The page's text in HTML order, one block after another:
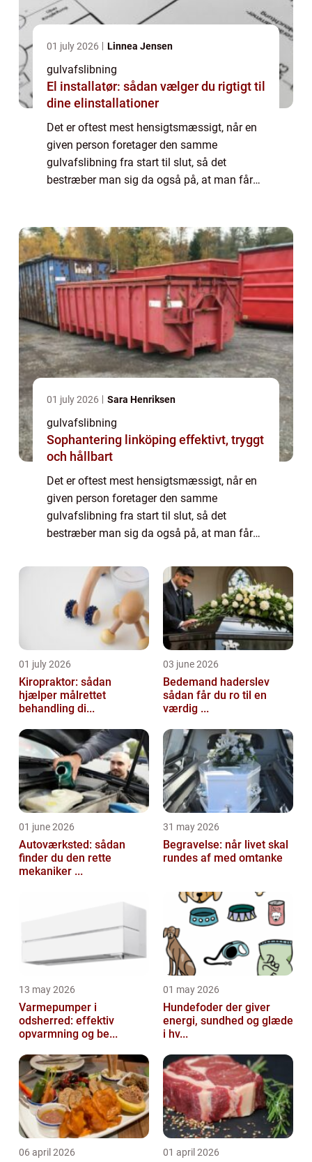
01 july 2026 Linnea Jensen
gulvafslibning
El installatør: sådan vælger du rigtigt til
dine elinstallationer
Det er oftest mest hensigtsmæssigt, når en
given person foretager den samme
gulvafslibning fra start til slut, så det
bestræber man sig da også på, at man får
01 july 2026 Sara Henriksen
gulvafslibning
Sophantering linköping effektivt, tryggt
och hållbart
Det er oftest mest hensigtsmæssigt, når en
given person foretager den samme
gulvafslibning fra start til slut, så det
bestræber man sig da også på, at man får
01 july 2026
Kiropraktor: sådan
hjælper målrettet
behandling di...
03 june 2026
Bedemand haderslev
sådan får du ro til en
værdig ...
01 june 2026
Autoværksted: sådan
finder du den rette
mekaniker ...
31 may 2026
Begravelse: når livet skal
rundes af med omtanke
13 may 2026
Varmepumper i
odsherred: effektiv
opvarmning og be...
01 may 2026
Hundefoder der giver
energi, sundhed og glæde
i hv...
06 april 2026 01 april 2026